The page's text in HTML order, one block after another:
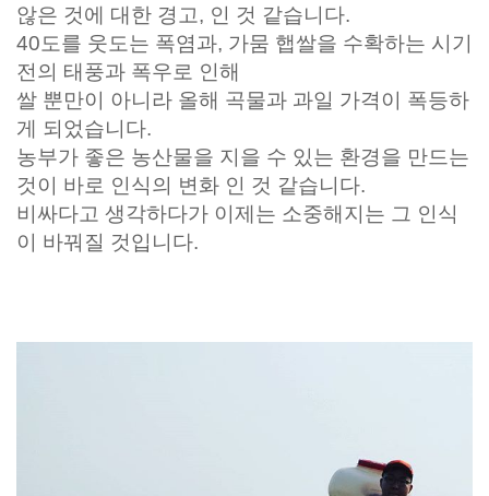
않은 것에 대한 경고, 인 것 같습니다.
40도를 웃도는 폭염과, 가뭄 햅쌀을 수확하는 시기
전의 태풍과 폭우로 인해
쌀 뿐만이 아니라 올해 곡물과 과일 가격이 폭등하
게 되었습니다.
농부가 좋은 농산물을 지을 수 있는 환경을 만드는
것이 바로 인식의 변화 인 것 같습니다.
비싸다고 생각하다가 이제는 소중해지는 그 인식
이 바꿔질 것입니다.